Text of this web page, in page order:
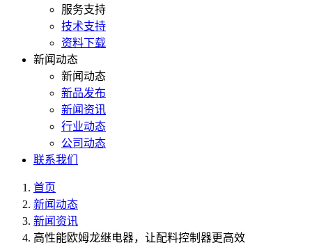
服务支持
技术支持
资料下载
新闻动态
新闻动态
新品发布
新闻资讯
行业动态
公司动态
联系我们
首页
新闻动态
新闻资讯
高性能欧姆龙继电器，让配料控制器更高效